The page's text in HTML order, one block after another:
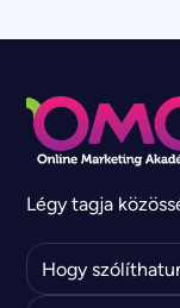
Légy tagja